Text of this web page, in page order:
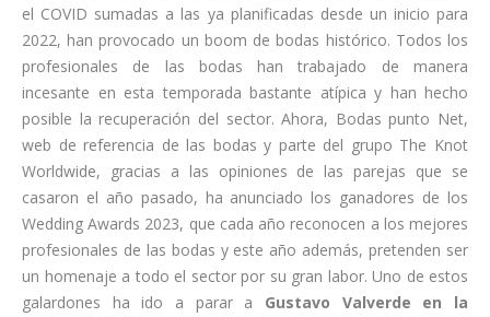
el COVID sumadas a las ya planificadas desde un inicio para
2022, han provocado un boom de bodas histórico. Todos los
profesionales de las bodas han trabajado de manera
incesante en esta temporada bastante atípica y han hecho
posible la recuperación del sector. Ahora, Bodas punto Net,
web de referencia de las bodas y parte del grupo The Knot
Worldwide, gracias a las opiniones de las parejas que se
casaron el año pasado, ha anunciado los ganadores de los
Wedding Awards 2023, que cada año reconocen a los mejores
profesionales de las bodas y este año además, pretenden ser
un homenaje a todo el sector por su gran labor. Uno de estos
galardones ha ido a parar a Gustavo Valverde en la